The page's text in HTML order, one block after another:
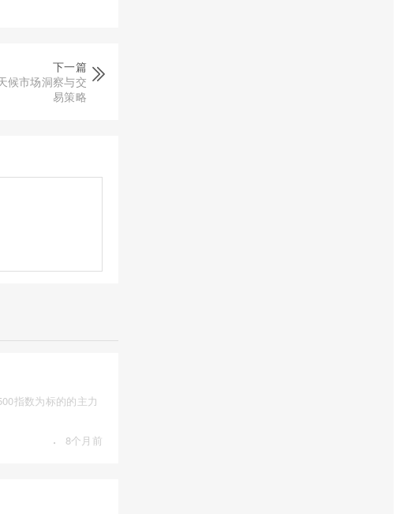
下一篇
候市场洞察与交
易策略
指数为标的的主力
· 8个月前